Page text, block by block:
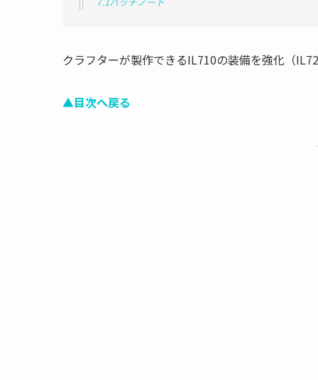
クラフターが製作できるIL710の装備を強化（
▲目次へ戻る